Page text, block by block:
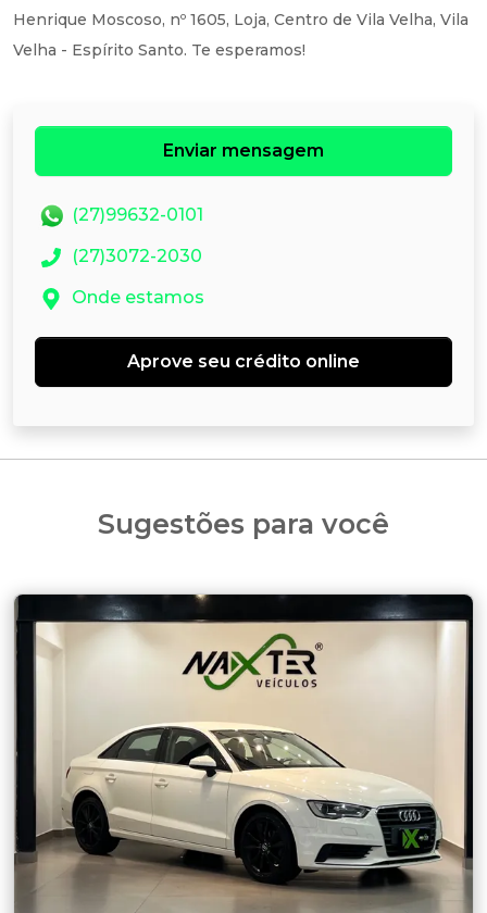
Henrique Moscoso, nº 1605, Loja, Centro de Vila Velha, Vila
Velha - Espírito Santo. Te esperamos!
Enviar mensagem
(27)99632-0101
(27)3072-2030
Onde estamos
Aprove seu crédito online
Sugestões para você